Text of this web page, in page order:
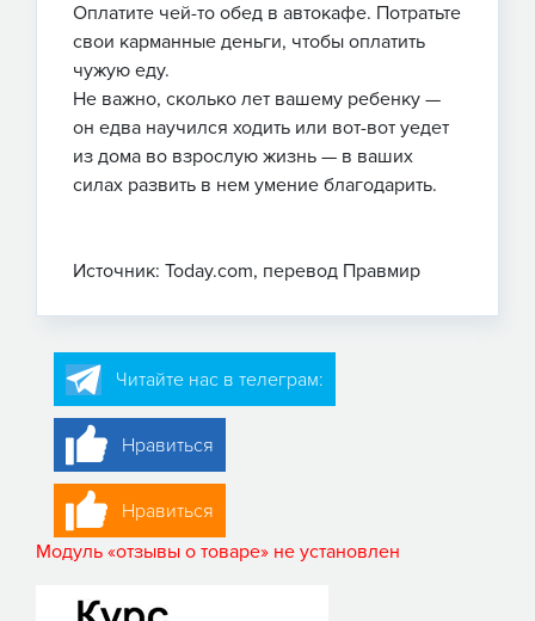
Оплатите чей-то обед в автокафе. Потратьте
свои карманные деньги, чтобы оплатить
чужую еду.
Не важно, сколько лет вашему ребенку —
он едва научился ходить или вот-вот уедет
из дома во взрослую жизнь — в ваших
силах развить в нем умение благодарить.
Источник: Today.com, перевод Правмир
Читайте нас в телеграм:
Нравиться
Нравиться
Модуль «отзывы о товаре» не установлен